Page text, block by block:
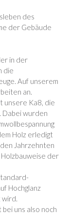
des
der Gebäude
in der
die
Auf unserem
an.
unsere Ka8, die
Dabei wurden
Holz erledigt
Jahrzehnten
der
Hochglanz
uns also noch